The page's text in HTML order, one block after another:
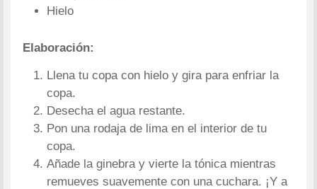
Hielo
Elaboración:
Llena tu copa con hielo y gira para enfriar la
copa.
Desecha el agua restante.
Pon una rodaja de lima en el interior de tu
copa.
Añade la ginebra y vierte la tónica mientras
remueves suavemente con una cuchara. ¡Y a